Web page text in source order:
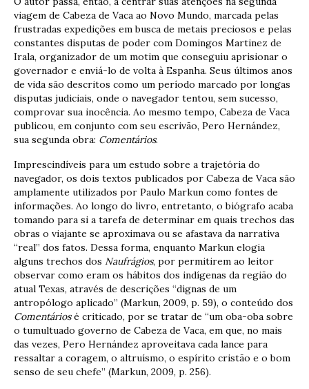
viagem de Cabeza de Vaca ao Novo Mundo, marcada pelas
frustradas expedições em busca de metais preciosos e pelas
constantes disputas de poder com Domingos Martinez de
Irala, organizador de um motim que conseguiu aprisionar o
governador e enviá-lo de volta à Espanha. Seus últimos anos
de vida são descritos como um período marcado por longas
disputas judiciais, onde o navegador tentou, sem sucesso,
comprovar sua inocência. Ao mesmo tempo, Cabeza de Vaca
publicou, em conjunto com seu escrivão, Pero Hernández,
sua segunda obra: Comentários.
Imprescindíveis para um estudo sobre a trajetória do
navegador, os dois textos publicados por Cabeza de Vaca são
amplamente utilizados por Paulo Markun como fontes de
informações. Ao longo do livro, entretanto, o biógrafo acaba
tomando para si a tarefa de determinar em quais trechos das
obras o viajante se aproximava ou se afastava da narrativa
“real” dos fatos. Dessa forma, enquanto Markun elogia
alguns trechos dos Naufrágios, por permitirem ao leitor
observar como eram os hábitos dos indígenas da região do
atual Texas, através de descrições “dignas de um
antropólogo aplicado” (Markun, 2009, p. 59), o conteúdo dos
Comentáriosé criticado, por se tratar de “um oba-oba sobre
o tumultuado governo de Cabeza de Vaca, em que, no mais
das vezes, Pero Hernández aproveitava cada lance para
ressaltar a coragem, o altruísmo, o espírito cristão e o bom
senso de seu chefe” (Markun, 2009, p. 256).